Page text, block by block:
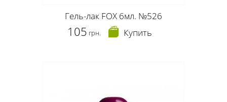
Гель-лак FOX 6мл. №526
105 грн. Купить